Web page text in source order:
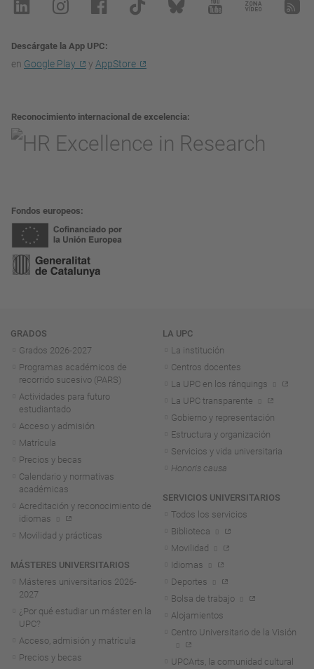
Descárgate la App UPC
en Google Play y AppStore
Reconocimiento internacional de excelencia
Fondos europeos
Navegación
GRADOS
Grados 2026-2027
Programas académicos de
recorrido sucesivo (PARS)
Actividades para futuro
estudiantado
Acceso y admisión
Matrícula
Precios y becas
Calendario y normativas
académicas
Acreditación y reconocimiento de
idiomas
Movilidad y prácticas
MÁSTERES UNIVERSITARIOS
Másteres universitarios 2026-
2027
¿Por qué estudiar un máster en la
UPC?
Acceso, admisión y matrícula
Precios y becas
LA UPC
La institución
Centros docentes
La UPC en los ránquings
La UPC transparente
Gobierno y representación
Estructura y organización
Servicios y vida universitaria
Honoris causa
SERVICIOS UNIVERSITARIOS
Todos los servicios
Biblioteca
Movilidad
Idiomas
Deportes
Bolsa de trabajo
Alojamientos
Centro Universitario de la Visión
UPCArts, la comunidad cultural